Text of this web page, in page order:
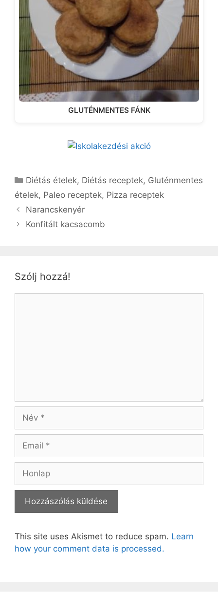
GLUTÉNMENTES FÁNK
Kategória
Diétás ételek, Diétás receptek, Gluténmentes
ételek, Paleo receptek, Pizza receptek
Narancskenyér
Konfitált kacsacomb
Szólj hozzá!
Név
Email
Honlap
This site uses Akismet to reduce spam. Learn
how your comment data is processed.